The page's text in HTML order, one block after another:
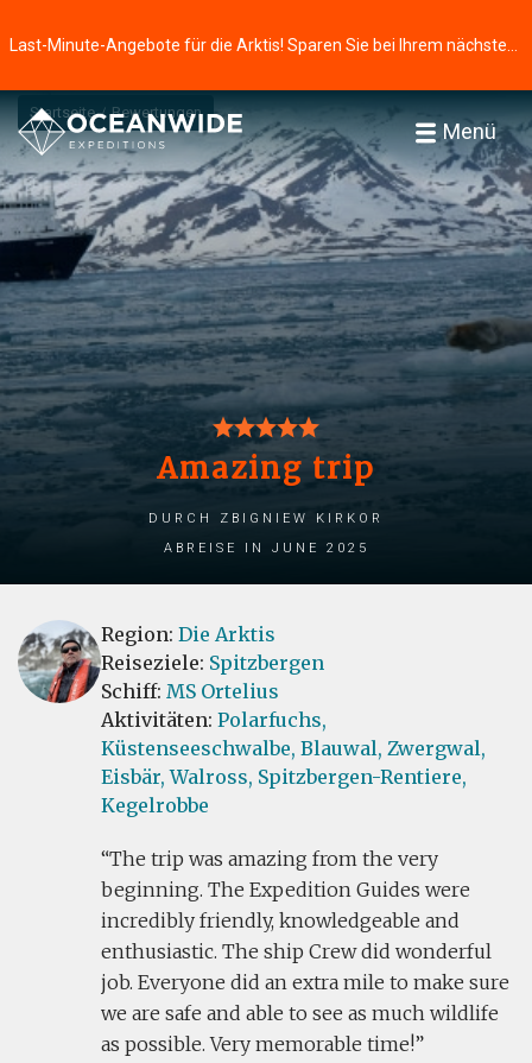
Menü
Startseite Bewertungen
Amazing trip
durch Zbigniew Kirkor
Abreise in June 2025
Region: Die Arktis
Reiseziele: Spitzbergen
Schiff: MS Ortelius
Aktivitäten: Polarfuchs,
Küstenseeschwalbe, Blauwal, Zwergwal,
Eisbär, Walross, Spitzbergen-Rentiere,
Kegelrobbe
The trip was amazing from the very
beginning. The Expedition Guides were
incredibly friendly, knowledgeable and
enthusiastic. The ship Crew did wonderful
job. Everyone did an extra mile to make sure
we are safe and able to see as much wildlife
as possible. Very memorable time!